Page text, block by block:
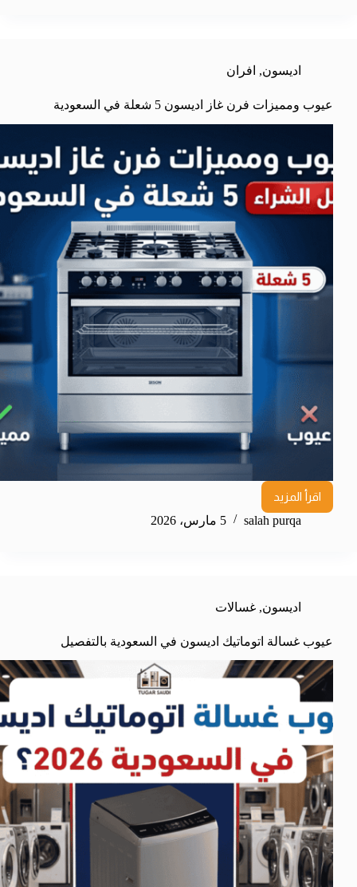
اديسون, افران
عيوب ومميزات فرن غاز اديسون 5 شعلة في السعودية
اقرأ المزيد
salah purqa
5 مارس، 2026
اديسون, غسالات
عيوب غسالة اتوماتيك اديسون في السعودية بالتفصيل